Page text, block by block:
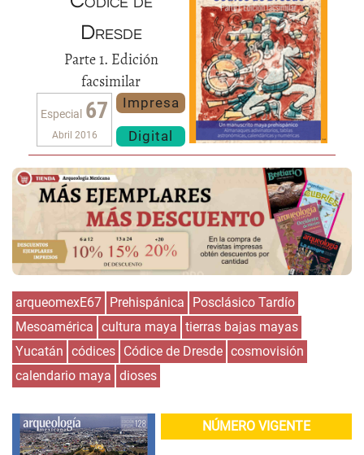
Dresde
Parte 1. Edición
facsimilar
Especial 67
Abril 2016
Impresa
Digital
arqueomexE67 Prehispánica
Posclásico Tardío
Mesoamérica cultura maya tierras bajas mayas
Yucatán códices Códice de Dresde cosmovisión
calendario maya dioses
NÚMERO VIGENTE